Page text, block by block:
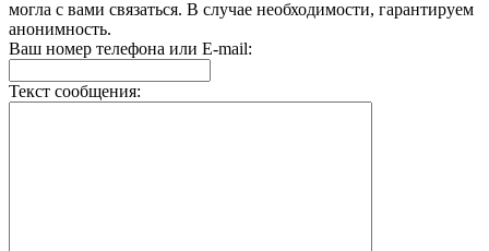
могла с вами связаться. В случае необходимости, гарантируем
анонимность.
Ваш номер телефона или E-mail:
Текст сообщения: